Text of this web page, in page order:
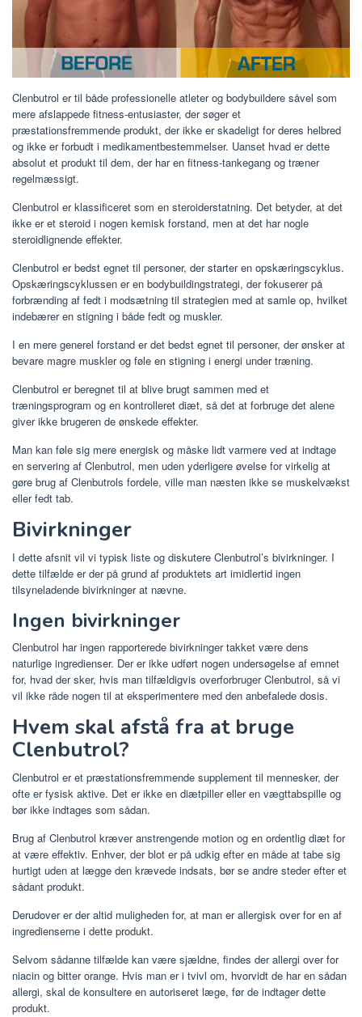
Clenbutrol er til både professionelle atleter og bodybuildere såvel som
mere afslappede fitness-entusiaster, der søger et
præstationsfremmende produkt, der ikke er skadeligt for deres helbred
og ikke er forbudt i medikamentbestemmelser. Uanset hvad er dette
absolut et produkt til dem, der har en fitness-tankegang og træner
regelmæssigt.
Clenbutrol er klassificeret som en steroiderstatning. Det betyder, at det
ikke er et steroid i nogen kemisk forstand, men at det har nogle
steroidlignende effekter.
Clenbutrol er bedst egnet til personer, der starter en opskæringscyklus.
Opskæringscyklussen er en bodybuildingstrategi, der fokuserer på
forbrænding af fedt i modsætning til strategien med at samle op, hvilket
indebærer en stigning i både fedt og muskler.
I en mere generel forstand er det bedst egnet til personer, der ønsker at
bevare magre muskler og føle en stigning i energi under træning.
Clenbutrol er beregnet til at blive brugt sammen med et
træningsprogram og en kontrolleret diæt, så det at forbruge det alene
giver ikke brugeren de ønskede effekter.
Man kan føle sig mere energisk og måske lidt varmere ved at indtage
en servering af Clenbutrol, men uden yderligere øvelse for virkelig at
gøre brug af Clenbutrols fordele, ville man næsten ikke se muskelvækst
eller fedt tab.
Bivirkninger
I dette afsnit vil vi typisk liste og diskutere Clenbutrol’s bivirkninger. I
dette tilfælde er der på grund af produktets art imidlertid ingen
tilsyneladende bivirkninger at nævne.
Ingen bivirkninger
Clenbutrol har ingen rapporterede bivirkninger takket være dens
naturlige ingredienser. Der er ikke udført nogen undersøgelse af emnet
for, hvad der sker, hvis man tilfældigvis overforbruger Clenbutrol, så vi
vil ikke råde nogen til at eksperimentere med den anbefalede dosis.
Hvem skal afstå fra at bruge
Clenbutrol?
Clenbutrol er et præstationsfremmende supplement til mennesker, der
ofte er fysisk aktive. Det er ikke en diætpiller eller en vægttabspille og
bør ikke indtages som sådan.
Brug af Clenbutrol kræver anstrengende motion og en ordentlig diæt for
at være effektiv. Enhver, der blot er på udkig efter en måde at tabe sig
hurtigt uden at lægge den krævede indsats, bør se andre steder efter et
sådant produkt.
Derudover er der altid muligheden for, at man er allergisk over for en af ​​
ingredienserne i dette produkt.
Selvom sådanne tilfælde kan være sjældne, findes der allergi over for
niacin og bitter orange. Hvis man er i tvivl om, hvorvidt de har en sådan
allergi, skal de konsultere en autoriseret læge, før de indtager dette
produkt.